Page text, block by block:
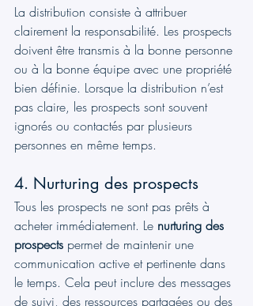
La distribution consiste à attribuer
clairement la responsabilité. Les prospects
doivent être transmis à la bonne personne
ou à la bonne équipe avec une propriété
bien définie. Lorsque la distribution n’est
pas claire, les prospects sont souvent
ignorés ou contactés par plusieurs
personnes en même temps.
4. Nurturing des prospects
Tous les prospects ne sont pas prêts à
acheter immédiatement. Le nurturing des
prospects permet de maintenir une
communication active et pertinente dans
le temps. Cela peut inclure des messages
de suivi, des ressources partagées ou des